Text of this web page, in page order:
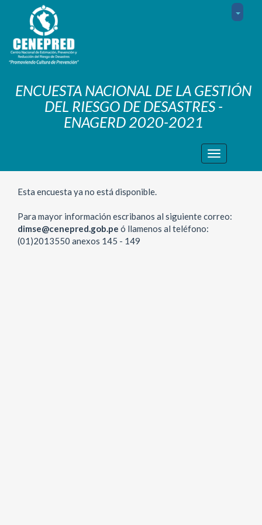
ENCUESTA NACIONAL DE LA GESTIÓN
DEL RIESGO DE DESASTRES -
ENAGERD 2020-2021
Toggle
navigation
Esta encuesta ya no está disponible.
Para mayor información escribanos al siguiente correo:
dimse@cenepred.gob.pe ó llamenos al teléfono:
(01)2013550 anexos 145 - 149